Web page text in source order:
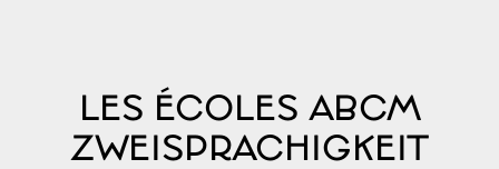
LES ÉCOLES ABCM
ZWEISPRACHIGKEIT